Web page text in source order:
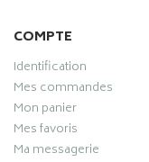
COMPTE
Identification
Mes commandes
Mon panier
Mes favoris
Ma messagerie